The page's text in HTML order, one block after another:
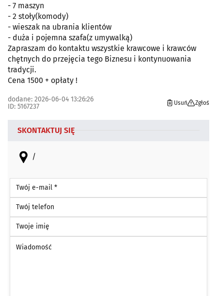
- 7 maszyn
- 2 stoły(komody)
- wieszak na ubrania klientów
- duża i pojemna szafa(z umywalką)
Zapraszam do kontaktu wszystkie krawcowe i krawców
chętnych do przejęcia tego Biznesu i kontynuowania
tradycji.
Cena 1500 + opłaty !
dodane: 2026-06-04 13:26:26
ID: 5167237
Usuń Zgłoś
SKONTAKTUJ SIĘ
/
Twój e-mail *
Twój telefon
Twoje imię